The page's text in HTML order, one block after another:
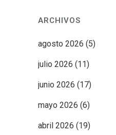
ARCHIVOS
agosto 2026 (5)
julio 2026 (11)
junio 2026 (17)
mayo 2026 (6)
abril 2026 (19)